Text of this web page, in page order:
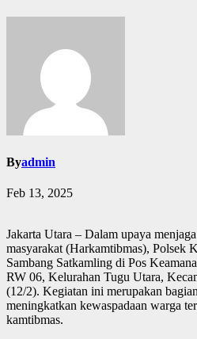
Byadmin
Feb 13, 2025
Jakarta Utara – Dalam upaya
masyarakat (Harkamtibmas), Polsek
Sambang Satkamling di Pos
RW 06, Kelurahan Tugu Utara,
(12/2). Kegiatan ini merupakan
meningkatkan kewaspadaan warga
kamtibmas.